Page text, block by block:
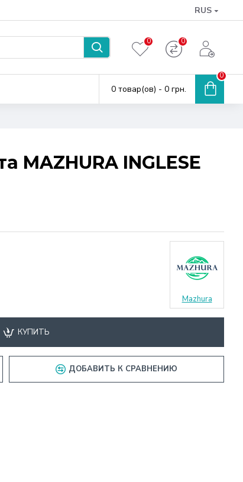
RUS
0 0
0 товар(ов) - 0 грн.
0
MAZHURA INGLESE
Mazhura
КУПИТЬ
ДОБАВИТЬ К СРАВНЕНИЮ